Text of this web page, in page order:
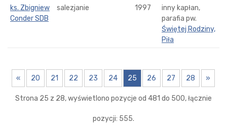
ks. Zbigniew
Conder SDB
salezjanie 1997
inny kapłan,
parafia pw.
Świętej Rodziny,
Piła
« 20 21 22 23 24 25 26 27 28 »
Strona 25 z 28, wyświetlono pozycje od 481 do 500, łącznie
pozycji: 555.